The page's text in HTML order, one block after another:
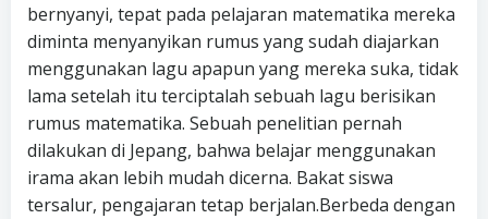
bernyanyi, tepat pada pelajaran matematika mereka
diminta menyanyikan rumus yang sudah diajarkan
menggunakan lagu apapun yang mereka suka, tidak
lama setelah itu terciptalah sebuah lagu berisikan
rumus matematika. Sebuah penelitian pernah
dilakukan di Jepang, bahwa belajar menggunakan
irama akan lebih mudah dicerna. Bakat siswa
tersalur, pengajaran tetap berjalan.Berbeda dengan